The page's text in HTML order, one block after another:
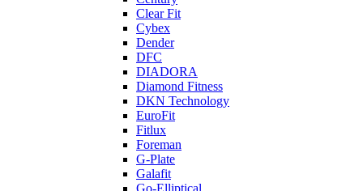
Clear Fit
Cybex
Dender
DFC
DIADORA
Diamond Fitness
DKN Technology
EuroFit
Fitlux
Foreman
G-Plate
Galafit
Go-Elliptical